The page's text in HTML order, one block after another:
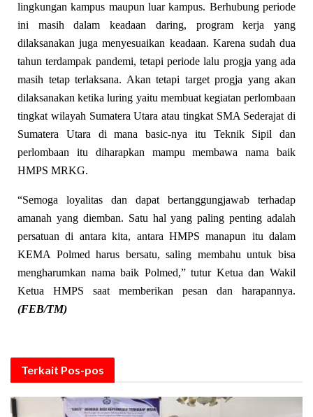
lingkungan kampus maupun luar kampus. Berhubung periode
ini masih dalam keadaan daring, program kerja yang
dilaksanakan juga menyesuaikan keadaan. Karena sudah dua
tahun terdampak pandemi, tetapi periode lalu progja yang ada
masih tetap terlaksana. Akan tetapi target progja yang akan
dilaksanakan ketika luring yaitu membuat kegiatan perlombaan
tingkat wilayah Sumatera Utara atau tingkat SMA Sederajat di
Sumatera Utara di mana basic-nya itu Teknik Sipil dan
perlombaan itu diharapkan mampu membawa nama baik
HMPS MRKG.
“Semoga loyalitas dan dapat bertanggungjawab terhadap
amanah yang diemban. Satu hal yang paling penting adalah
persatuan di antara kita, antara HMPS manapun itu dalam
KEMA Polmed harus bersatu, saling membahu untuk bisa
mengharumkan nama baik Polmed,” tutur Ketua dan Wakil
Ketua HMPS saat memberikan pesan dan harapannya.
(FEB/TM)
Terkait Pos-pos